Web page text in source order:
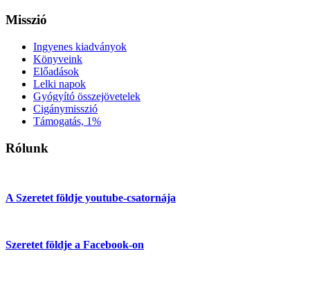
Misszió
Ingyenes kiadványok
Könyveink
Előadások
Lelki napok
Gyógyító összejövetelek
Cigánymisszió
Támogatás, 1%
Rólunk
A Szeretet földje youtube-csatornája
Szeretet földje a Facebook-on